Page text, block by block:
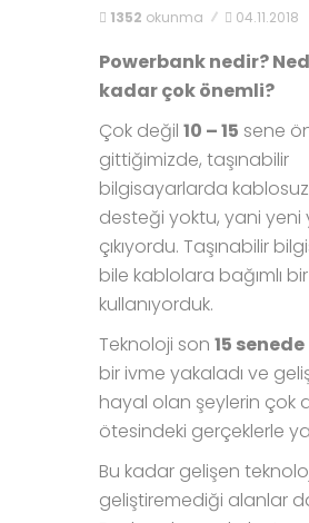
1352 okunma 04.11.2018
Powerbank nedir?
kadar çok önemli?
Çok değil 10 – 15 sene
gittiğimizde, taşınabilir
bilgisayarlarda
desteği yoktu, yani yeni
çıkıyordu. Taşınabilir
bile kablolara bağımlı
kullanıyorduk.
Teknoloji son 15 senede
bir ivme yakaladı ve
hayal olan şeylerin çok
ötesindeki gerçeklerle
Bu kadar gelişen
geliştiremediği alanlar